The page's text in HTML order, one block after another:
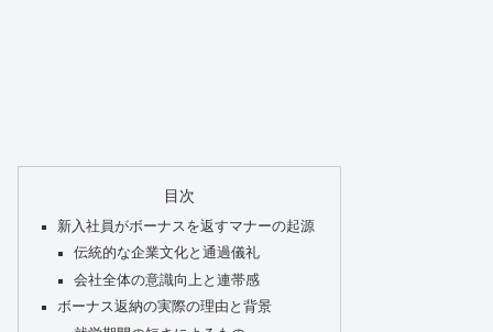
目次
新入社員がボーナスを返すマナーの起源
伝統的な企業文化と通過儀礼
会社全体の意識向上と連帯感
ボーナス返納の実際の理由と背景